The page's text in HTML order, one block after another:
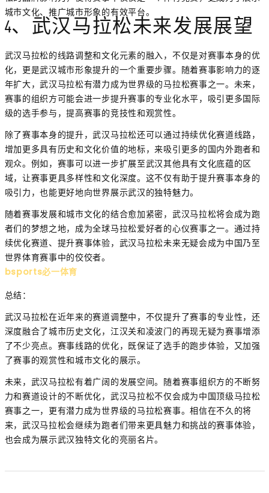
城市文化、推广城市形象的有效平台。
4、武汉马拉松未来发展展望
武汉马拉松的线路调整和文化元素的融入，不仅是对赛事本身的优
化，更是武汉城市形象提升的一个重要步骤。随着赛事影响力的逐
年扩大，武汉马拉松有潜力成为世界级的马拉松赛事之一。未来，
赛事的组织方可能会进一步提升赛事的专业化水平，吸引更多国际
级的选手参与，提高赛事的竞技性和观赏性。
除了赛事本身的提升，武汉马拉松还可以通过持续优化赛道线路，
增加更多具有历史和文化价值的地标，来吸引更多的国内外跑者和
观众。例如，赛事可以进一步扩展至武汉其他具有文化底蕴的区
域，让赛事更具多样性和文化深度。这不仅有助于提升赛事本身的
吸引力，也能更好地向世界展示武汉的独特魅力。
随着赛事发展和城市文化的结合愈加紧密，武汉马拉松将会成为跑
者们的梦想之地，成为全球马拉松爱好者的心仪赛事之一。通过持
续优化赛道、提升赛事体验，武汉马拉松未来无疑会成为中国乃至
世界体育赛事中的佼佼者。
bsports必一体育
总结：
武汉马拉松在近年来的赛道调整中，不仅提升了赛事的专业性，还
深度融合了城市历史文化，江汉关和凌波门的再现无疑为赛事增添
了不少亮点。赛事线路的优化，既保证了选手的跑步体验，又加强
了赛事的观赏性和城市文化的展示。
未来，武汉马拉松有着广阔的发展空间。随着赛事组织方的不断努
力和赛道设计的不断优化，武汉马拉松不仅会成为中国顶级马拉松
赛事之一，更有潜力成为世界级的马拉松赛事。相信在不久的将
来，武汉马拉松会继续为跑者们带来更具魅力和挑战的赛事体验，
也会成为展示武汉独特文化的亮丽名片。